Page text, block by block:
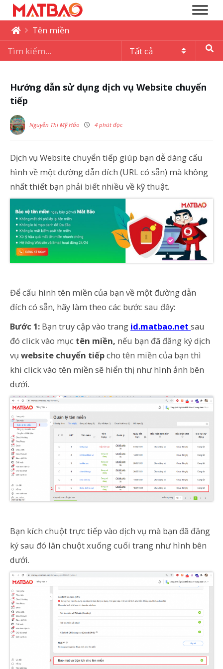
Tên miền
Hướng dẫn sử dụng dịch vụ Website chuyển
tiếp
Nguyễn Thị Mỹ Hảo 4 phút đọc
Dịch vụ Website chuyển tiếp giúp bạn dễ dàng cấu
hình về một đường dẫn đích (URL có sẵn) mà không
nhất thiết bạn phải biết nhiều về kỹ thuật.
Để cấu hình tên miền của bạn về một đường dẫn
đích có sẵn, hãy làm theo các bước sau đây:
Bước 1: Bạn truy cập vào trang id.matbao.net sau
đó click vào mục tên miền, nếu bạn đã đăng ký dịch
vụ website chuyển tiếpcho tên miền của bạn thì
khi click vào tên miền sẽ hiển thị như hình ảnh bên
dưới.
Bạn kích chuột trực tiếp vào dịch vụ mà bạn đã đăng
ký sau đó lăn chuột xuống cuối trang như hình bên
dưới.